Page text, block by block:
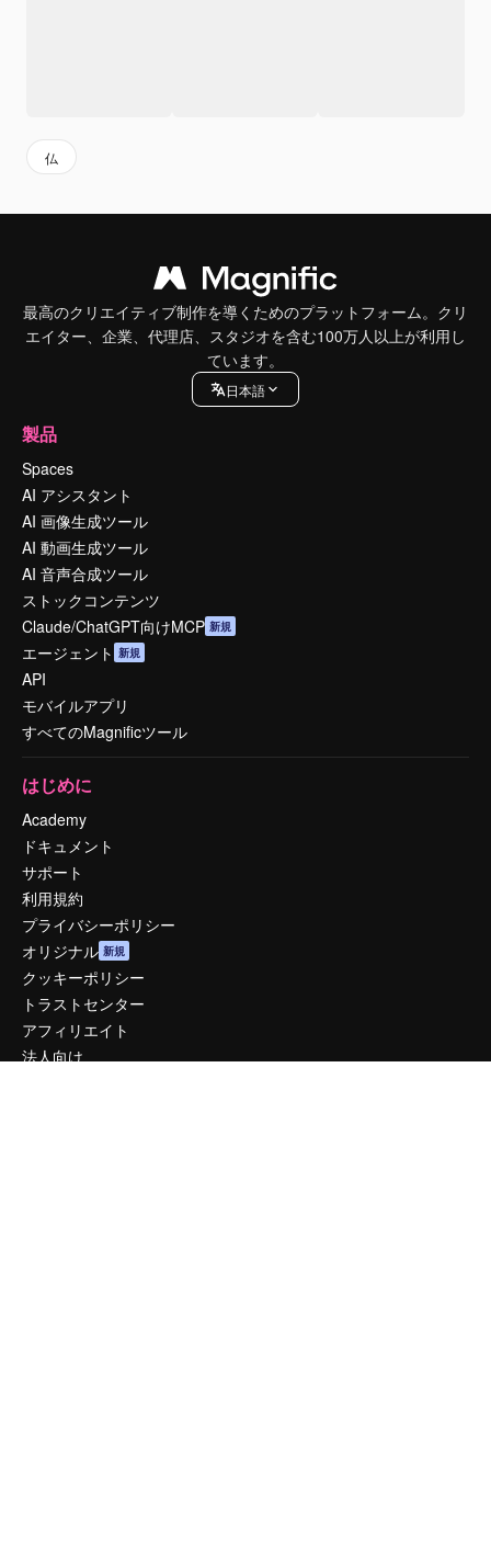
仏
最高のクリエイティブ制作を導くためのプラットフォーム。クリ
エイター、企業、代理店、スタジオを含む100万人以上が利用し
ています。
日本語
製品
Spaces
AI アシスタント
AI 画像生成ツール
AI 動画生成ツール
AI 音声合成ツール
ストックコンテンツ
Claude/ChatGPT向けMCP 新規
エージェント 新規
API
モバイルアプリ
すべてのMagnificツール
はじめに
Academy
ドキュメント
サポート
利用規約
プライバシーポリシー
オリジナル 新規
クッキーポリシー
トラストセンター
アフィリエイト
法人向け